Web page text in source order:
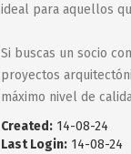
ideal para aquellos
Si buscas un socio
proyectos
máximo nivel de
Created: 14-08-24
Last Login: 14-08-24